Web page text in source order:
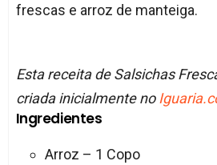
frescas e arroz de manteiga.
Esta receita de Salsichas
criada inicialmente no
Ingredientes
Arroz – 1 Copo